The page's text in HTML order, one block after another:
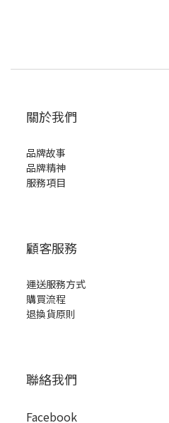
關於我們
品牌故事
品牌精神
服務項目
顧客服務
運送服務方式
購買流程
退換貨原則
聯絡我們
Facebook